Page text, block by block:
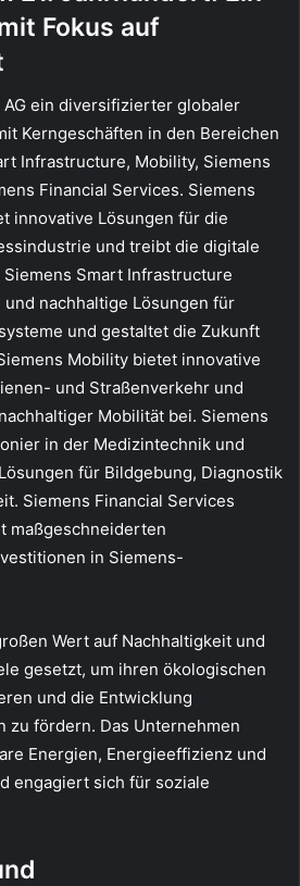
Fokus auf
ein diversifizierter globaler
Kerngeschäften in den Bereichen
Infrastructure, Mobility, Siemens
Financial Services. Siemens
innovative Lösungen für die
und treibt die digitale
Smart Infrastructure
nachhaltige Lösungen für
und gestaltet die Zukunft
Mobility bietet innovative
und Straßenverkehr und
Mobilität bei. Siemens
in der Medizintechnik und
für Bildgebung, Diagnostik
Siemens Financial Services
maßgeschneiderten
in Siemens-
Wert auf Nachhaltigkeit und
gesetzt, um ihren ökologischen
und die Entwicklung
zu fördern. Das Unternehmen
Energien, Energieeffizienz und
engagiert sich für soziale